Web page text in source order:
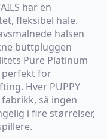
har en
fleksibel hale.
halsen
buttpluggen
Pure Platinum
perfekt for
Hver PUPPY
så ingen
i fire størrelser,